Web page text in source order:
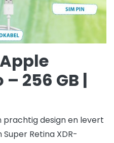
– 256 GB |
prachtig design en levert
Retina XDR-